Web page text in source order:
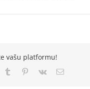
vašu platformu!
Tumblr Pinterest
Vk Email